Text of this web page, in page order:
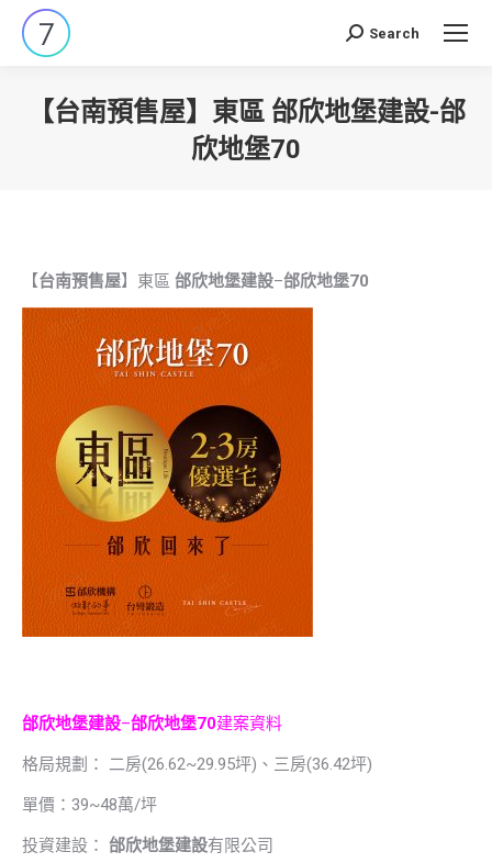
Search:
Search
【台南預售屋】東區 邰欣地堡建設-邰
欣地堡70
【台南預售屋】東區 邰欣地堡建設–邰欣地堡70
邰欣地堡建設–邰欣地堡70建案資料
格局規劃： 二房(26.62~29.95坪)、三房(36.42坪)
單價：39~48萬/坪
投資建設： 邰欣地堡建設有限公司